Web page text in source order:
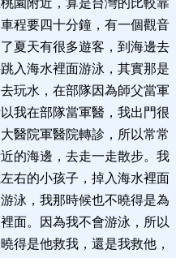
園附近，算是台灣的比較靠
程要四十分鐘，有一個觀音
夏天有很多遊客，到海邊去
入海水裡面游泳，其實那是
玩水，在部隊因為師父當軍
我在部隊當軍醫，我出門很
醫院軍醫院轉診，所以常常
的海邊，去走一走散步。我
右的小孩子，掉入海水裡面
泳，我那時候也不曉得是為
面。因為我不會游泳，所以
得是他救我，還是我救他，